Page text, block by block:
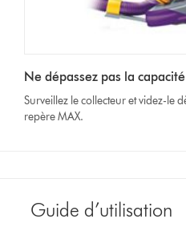
Ne dépassez pas la
Surveillez le collecteur et videz-le
repère MAX.
Guide d’utilisation